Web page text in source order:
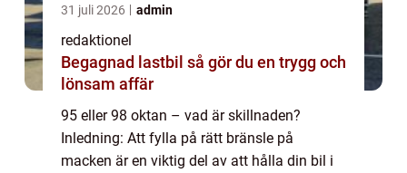
31 juli 2026 admin
redaktionel
Begagnad lastbil så gör du en trygg och
lönsam affär
95 eller 98 oktan – vad är skillnaden?
Inledning: Att fylla på rätt bränsle på
macken är en viktig del av att hålla din bil i